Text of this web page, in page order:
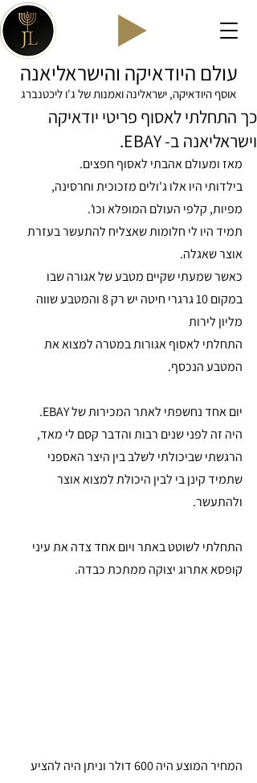
עולם היודאיקה והישראליאנה
אוסף היודאיקה, ישראלינה ואמנות של ג'ו ליכטנברג
כך התחלתי לאסוף פריטי יודאיקה
וישראליאנה ב- EBAY.
מאז ומעולם אהבתי לאסוף חפצים.
בילדותי היו אלו ג'ולים מזכוכית וחרסינה,
מפיות, קלפי העולם המופלא וכו'.
תמיד היו לי חלומות שאצליח להתעשר בעזרת
אוצר שאגלה.
כאשר שמעתי שקיים מטבע של אגורה שבו
במקום 10 גרגרי חיטה יש רק 8 והמטבע שווה
מליון לירות
התחלתי לאסוף אגורות במטרה למצוא את
המטבע הנכסף.
יום אחד נחשפתי לאתר המכירות של EBAY.
היה זה לפני שנים רבות והדבר קסם לי מאד,
הרגשתי שביכולתי לשלב בין היצר האספני
שתמיד קינן בי לבין היכולת למצוא אוצר
ולהתעשר.
התחלתי לשוטט באתר ויום אחד צדה את עיני
קופסא אתרוג יצוקה ממתכת כבדה.
המחיר המוצע היה 600 דולר וניתן היה להציע